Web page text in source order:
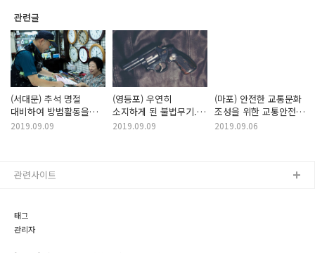
관련글
(서대문) 추석 명절
대비하여 방범활동을
펼쳤습니다.
2019.09.09
(영등포) 우연히
소지하게 된 불법무기..
어떻게 처리하죠?
2019.09.09
(마포) 안전한 교통문화
조성을 위한 교통안전
캠페인
2019.09.06
태그
관리자
관련사이트